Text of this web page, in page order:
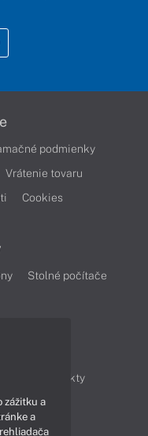
podmienky
Vrátenie tovaru
Cookies
Stolné počítače
Produkty
zážitku a
a